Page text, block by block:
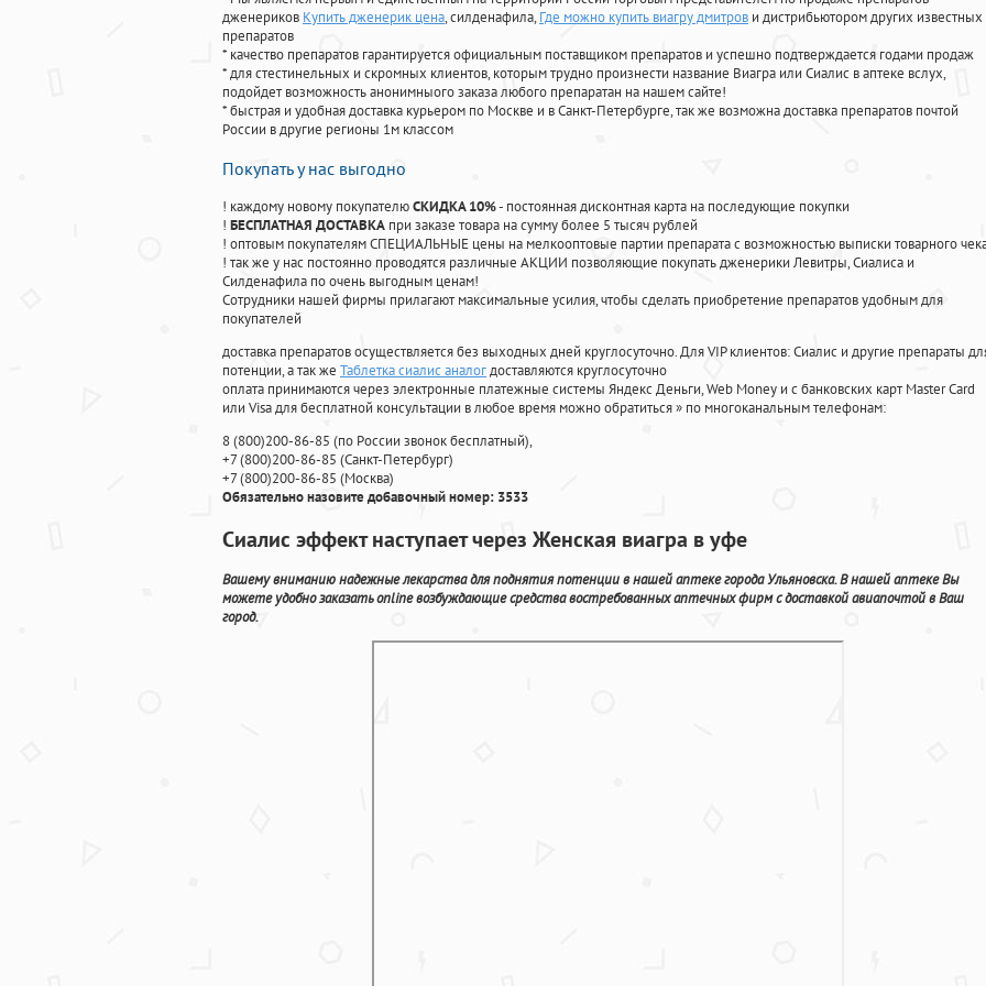
дженериков Купить дженерик цена, силденафила, Где можно купить виагру дмитров и дистрибьютором других известных
препаратов
* качество препаратов гарантируется официальным поставщиком препаратов и успешно подтверждается годами продаж
* для стестинельных и скромных клиентов, которым трудно произнести название Виагра или Сиалис в аптеке вслух,
подойдет возможность анонимныого заказа любого препаратан на нашем сайте!
* быстрая и удобная доставка курьером по Москве и в Санкт-Петербурге, так же возможна доставка препаратов почтой
России в другие регионы 1м классом
Покупать у нас выгодно
! каждому новому покупателюСКИДКА 10%- постоянная дисконтная карта на последующие покупки
! БЕСПЛАТНАЯ ДОСТАВКА при заказе товара на сумму более 5 тысяч рублей
! оптовым покупателям СПЕЦИАЛЬНЫЕ цены на мелкооптовые партии препарата с возможностью выписки товарного
! так же у нас постоянно проводятся различные АКЦИИ позволяющие покупать дженерики Левитры, Сиалиса и
Силденафила по очень выгодным ценам!
Cотрудники нашей фирмы прилагают максимальные усилия, чтобы сделать приобретение препаратов удобным для
покупателей
доставка препаратов осуществляется без выходных дней круглосуточно. Для VIP клиентов: Сиалис и другие препараты
потенции, а так же Таблетка сиалис аналогдоставляются круглосуточно
оплата принимаются через электронные платежные системы Яндекс Деньги, Web Money и с банковских карт Master Card
или Visa для бесплатной консультации в любое время можно обратиться» по многоканальным телефонам:
8(800)200-86-85 (по России звонок бесплатный),
+7(800)200-86-85 (Санкт-Петербург)
+7(800)200-86-85 (Москва)
Обязательно назовите добавочный номер: 3533
Сиалис эффект наступает через Женская виагра в уфе
Вашему вниманию надежные лекарства для поднятия потенции в нашей аптеке города Ульяновска. В нашей аптеке Вы
можете удобно заказать online возбуждающие средства востребованных аптечных фирм с доставкой авиапочтой в Ваш
город.